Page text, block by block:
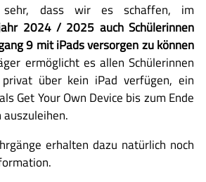
dass wir es schaffen, im
2024 / 2025 auch Schülerinnen
9 mit iPads versorgen zu können
ermöglicht es allen Schülerinnen
über kein iPad verfügen, ein
Get Your Own Device bis zum Ende
erhalten dazu natürlich noch